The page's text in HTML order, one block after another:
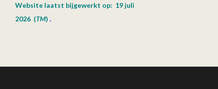
Website laatst bijgewerkt op: 19 juli
2026 (TM) .